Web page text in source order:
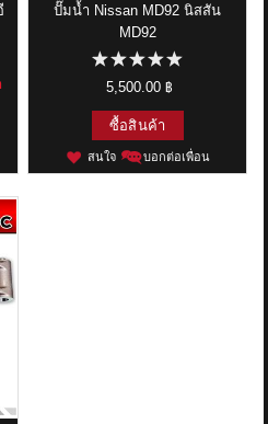
ปั๊มน้ำ Nissan MD92 นิสสัน
MD92
5,500.00 ฿
ซื้อสินค้า
สนใจ บอกต่อเพื่อน